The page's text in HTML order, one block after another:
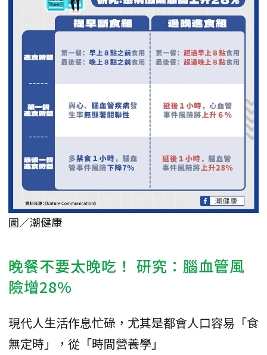
圖／潮健康
晚餐不要太晚吃！ 研究：腦血管風
險增28%
現代人生活作息忙碌，尤其是都會人口容易「食
無定時」，從「時間營養學」